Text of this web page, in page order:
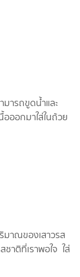
มารถขูดน้ำและ
อออกมาใส่ในถ้วย
มาณของเสาวรส
ชาติ​ที่เราพอใจ ใส่